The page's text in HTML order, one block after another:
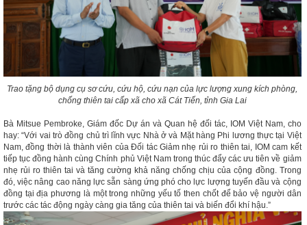
Trao tặng bộ dụng cụ sơ cứu, cứu hộ, cứu nạn của lực lượng xung kích phòng,
chống thiên tai cấp xã cho xã Cát Tiến, tỉnh Gia Lai
Bà Mitsue Pembroke, Giám đốc Dự án và Quan hệ đối tác, IOM Việt Nam, cho
hay: “Với vai trò đồng chủ trì lĩnh vực Nhà ở và Mặt hàng Phi lương thực tại Việt
Nam, đồng thời là thành viên của Đối tác Giảm nhẹ rủi ro thiên tai, IOM cam kết
tiếp tục đồng hành cùng Chính phủ Việt Nam trong thúc đẩy các ưu tiên về giảm
nhẹ rủi ro thiên tai và tăng cường khả năng chống chịu của cộng đồng. Trong
đó, việc nâng cao năng lực sẵn sàng ứng phó cho lực lượng tuyến đầu và cộng
đồng tại địa phương là một trong những yếu tố then chốt để bảo vệ người dân
trước các tác động ngày càng gia tăng của thiên tai và biến đổi khí hậu.”